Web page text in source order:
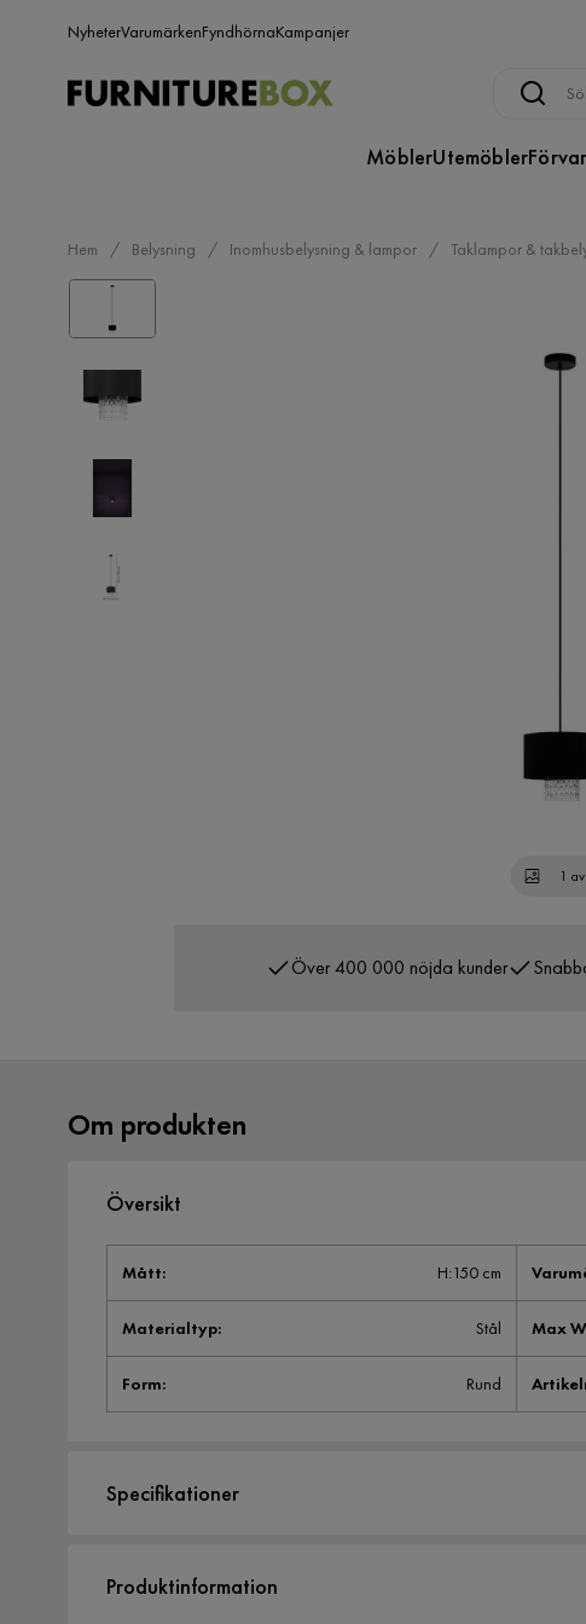
NyheterVarumärkenFyndhörnaKampanjer
MöblerUtemöbler
Hem Belysning Inomhusbelysning & lampor Taklampor &
1
Över 400 000 nöjda kunder
Om produkten
Översikt
Mått: H:150 cm
Materialtyp: Stål Max
Form: Rund
Specifikationer
Storlek
Produktinformation